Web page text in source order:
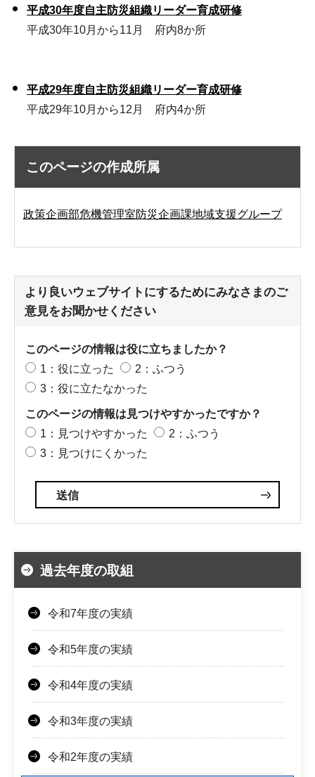
平成30年度自主防災組織リーダー育成研修
平成30年10月から11月 府内8か所
平成29年度自主防災組織リーダー育成研修
平成29年10月から12月 府内4か所
このページの作成所属
政策企画部危機管理室防災企画課地域支援グループ
より良いウェブサイトにするためにみなさまのご
意見をお聞かせください
このページの情報は役に立ちましたか？
1：役に立った
2：ふつう
3：役に立たなかった
このページの情報は見つけやすかったですか？
1：見つけやすかった
2：ふつう
3：見つけにくかった
過去年度の取組
令和7年度の実績
令和5年度の実績
令和4年度の実績
令和3年度の実績
令和2年度の実績